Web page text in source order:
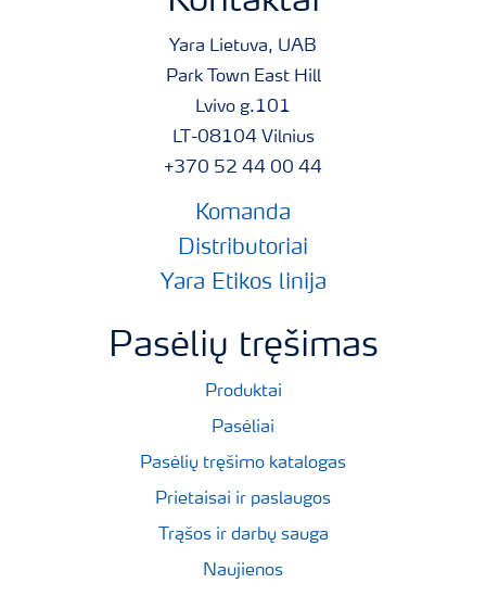
Yara Lietuva, UAB
Park Town East Hill
Lvivo g.101
LT-08104 Vilnius
+370 52 44 00 44
Komanda
Distributoriai
Yara Etikos linija
Pasėlių tręšimas
Produktai
Pasėliai
Pasėlių tręšimo katalogas
Prietaisai ir paslaugos
Trąšos ir darbų sauga
Naujienos